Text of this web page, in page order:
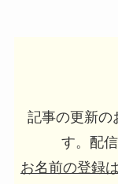
記事の更新の
す。配
お名前の登録